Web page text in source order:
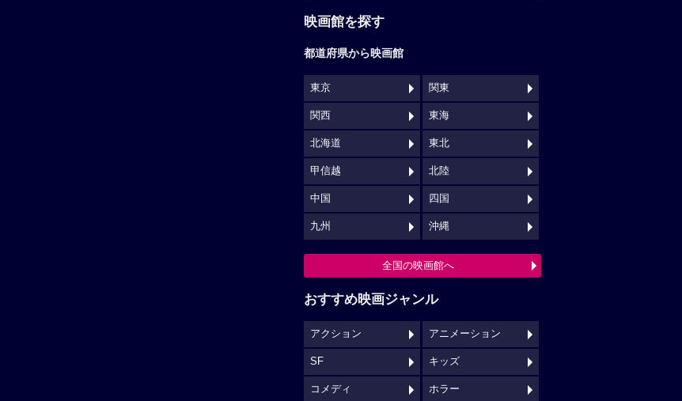
映画館を探す
都道府県から映画館
東京 関東
関西 東海
北海道 東北
甲信越 北陸
中国 四国
九州 沖縄
全国の映画館へ
おすすめ映画ジャンル
アクション アニメーション
SF キッズ
コメディ ホラー